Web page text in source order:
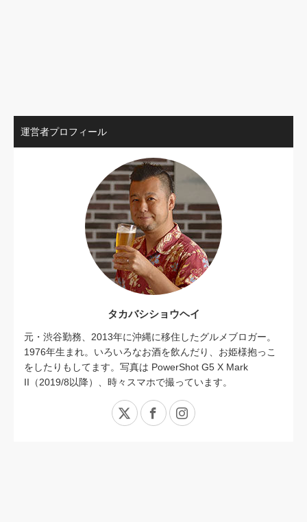
運営者プロフィール
タカバシショウヘイ
元・渋谷勤務、2013年に沖縄に移住したグルメブロガー。
1976年生まれ。いろいろなお酒を飲んだり、お姫様抱っこ
をしたりもしてます。写真は PowerShot G5 X Mark
II（2019/8以降）、時々スマホで撮っています。
X FacebookInstagram